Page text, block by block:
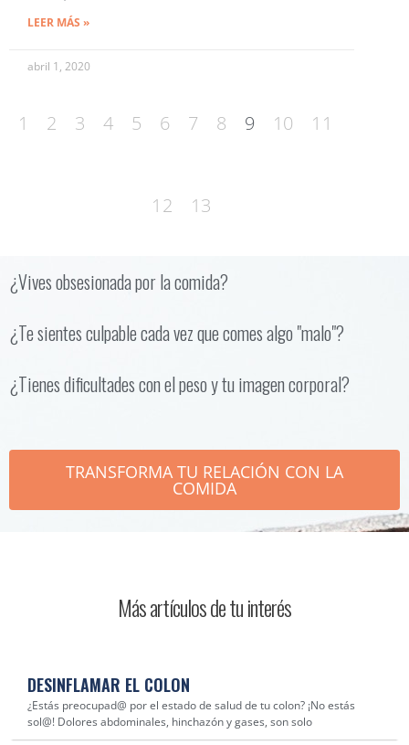
LEER MÁS »
abril 1, 2020
1 2 3 4 5 6 7 8 9 10 11
12 13
¿Vives obsesionada por la comida?
¿Te sientes culpable cada vez que comes algo "malo"?
¿Tienes dificultades con el peso y tu imagen corporal?
TRANSFORMA TU RELACIÓN CON LA
COMIDA
Más artículos de tu interés
DESINFLAMAR EL COLON
¿Estás preocupad@ por el estado de salud de tu colon? ¡No estás
sol@! Dolores abdominales, hinchazón y gases, son solo